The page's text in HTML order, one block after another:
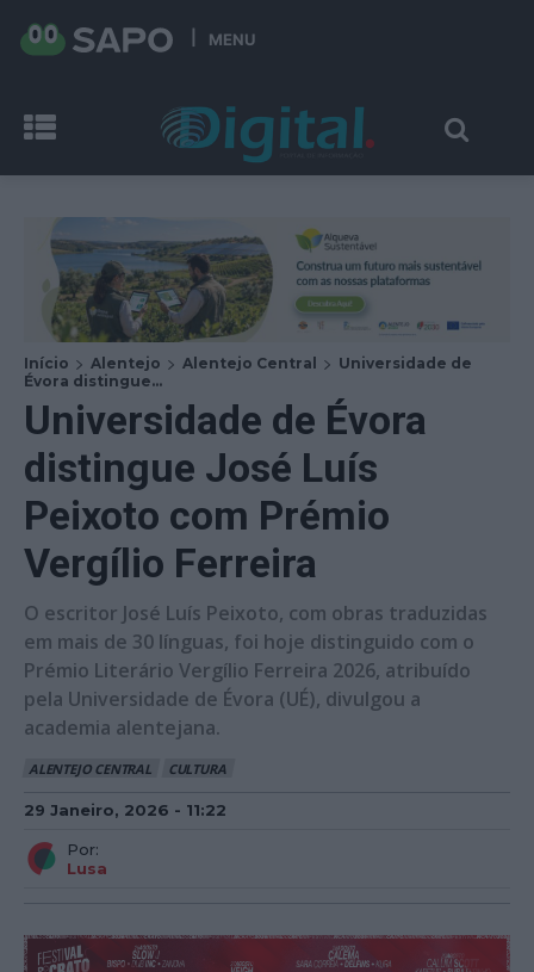
MENU
Início Alentejo Alentejo Central
Universidade de
Évora distingue...
Universidade de Évora
distingue José Luís
Peixoto com Prémio
Vergílio Ferreira
O escritor José Luís Peixoto, com obras traduzidas
em mais de 30 línguas, foi hoje distinguido com o
Prémio Literário Vergílio Ferreira 2026, atribuído
pela Universidade de Évora (UÉ), divulgou a
academia alentejana.
ALENTEJO CENTRAL CULTURA
29 Janeiro, 2026 - 11:22
Por:
Lusa